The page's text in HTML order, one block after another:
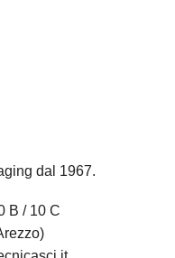
dal 1967.
B / 10 C